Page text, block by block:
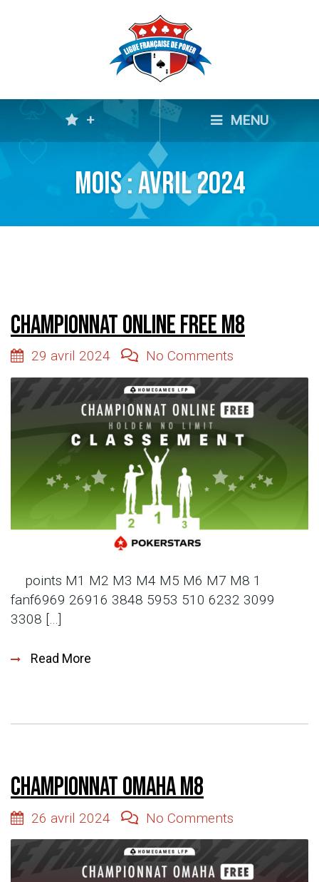
+ MENU
Mois :avril 2024
Championnat online free M8
29 avril 2024 No Comments
points M1 M2 M3 M4 M5 M6 M7 M8 1
fanf6969 26916 3848 5953 510 6232 3099
3308 […]
Read More
Championnat Omaha M8
26 avril 2024 No Comments